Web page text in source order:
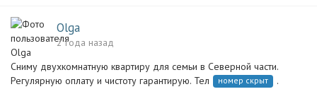
Olga
2 года назад
Сниму двухкомнатную квартиру для семьи в Северной части.
Регулярную оплату и чистоту гарантирую. Тел
номер скрыт
.